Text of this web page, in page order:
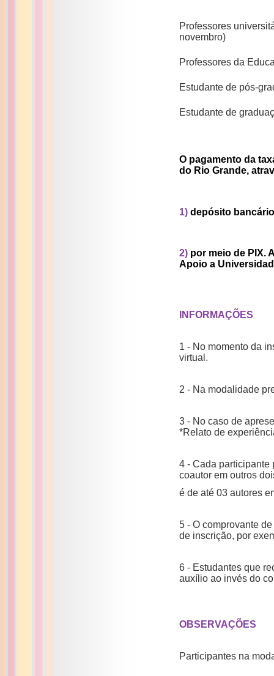
Professores
novembro)
Professores da
Estudante de pós-
Estudante de
O pagamento da
do Rio Grande,
1) depósito
2) por meio de PIX.
Apoio a
INFORMAÇÕES
1 - No momento da
virtual.
2 - Na modalidade
3 - No caso de
*Relato de
4 - Cada participante
coautor em outros
é de até 03 autores
5 - O comprovante
de inscrição, por
6 - Estudantes que
auxílio ao invés do
OBSERVAÇÕES
Participantes na